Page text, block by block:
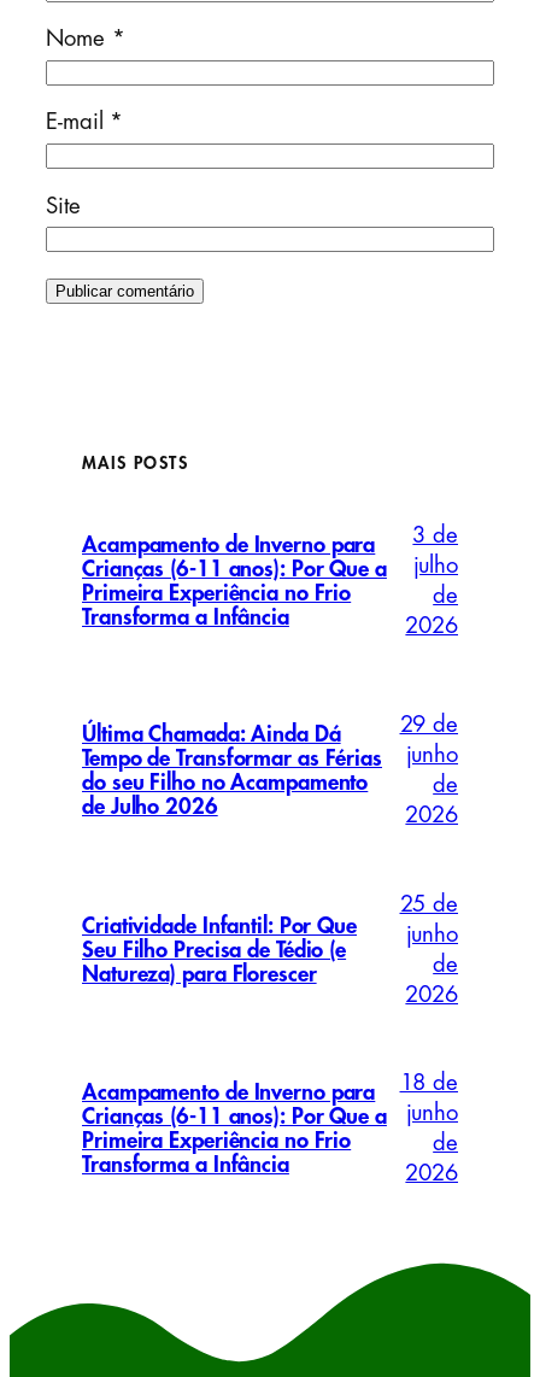
Nome *
E-mail *
Site
MAIS POSTS
Acampamento de Inverno para
Crianças (6-11 anos): Por Que a
Primeira Experiência no Frio
Transforma a Infância
3 de
julho
de
2026
Última Chamada: Ainda Dá
Tempo de Transformar as Férias
do seu Filho no Acampamento
de Julho 2026
29 de
junho
de
2026
Criatividade Infantil: Por Que
Seu Filho Precisa de Tédio (e
Natureza) para Florescer
25 de
junho
de
2026
Acampamento de Inverno para
Crianças (6-11 anos): Por Que a
Primeira Experiência no Frio
Transforma a Infância
18 de
junho
de
2026